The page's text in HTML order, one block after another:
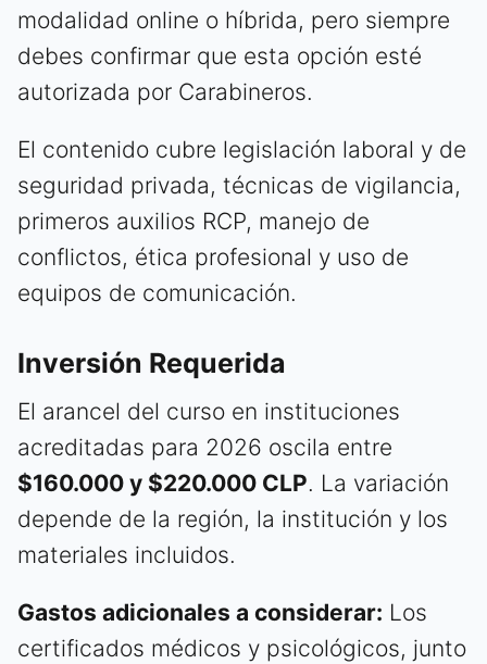
modalidad online o híbrida, pero siempre
debes confirmar que esta opción esté
autorizada por Carabineros.
El contenido cubre legislación laboral y de
seguridad privada, técnicas de vigilancia,
primeros auxilios RCP, manejo de
conflictos, ética profesional y uso de
equipos de comunicación.
Inversión Requerida
El arancel del curso en instituciones
acreditadas para 2026 oscila entre
$160.000 y $220.000 CLP. La variación
depende de la región, la institución y los
materiales incluidos.
Gastos adicionales a considerar: Los
certificados médicos y psicológicos, junto